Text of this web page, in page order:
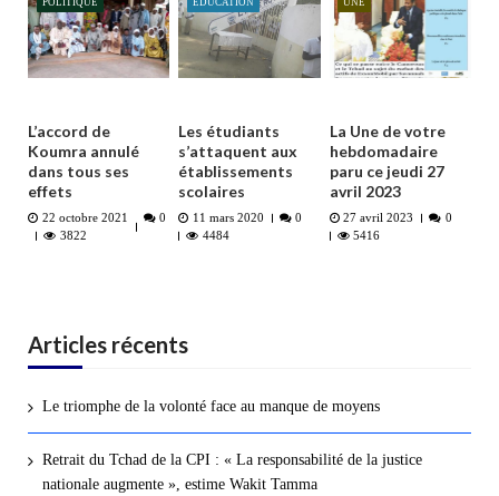
POLITIQUE
L’accord de
Koumra annulé
dans tous ses
effets
22 octobre 2021
0
3822
EDUCATION
Les étudiants
s’attaquent aux
établissements
scolaires
11 mars 2020
0
4484
UNE
La Une de votre
hebdomadaire
paru ce jeudi 27
avril 2023
27 avril 2023
0
5416
Articles récents
Le triomphe de la volonté face au manque de moyens
Retrait du Tchad de la CPI : « La responsabilité de la justice
nationale augmente », estime Wakit Tamma